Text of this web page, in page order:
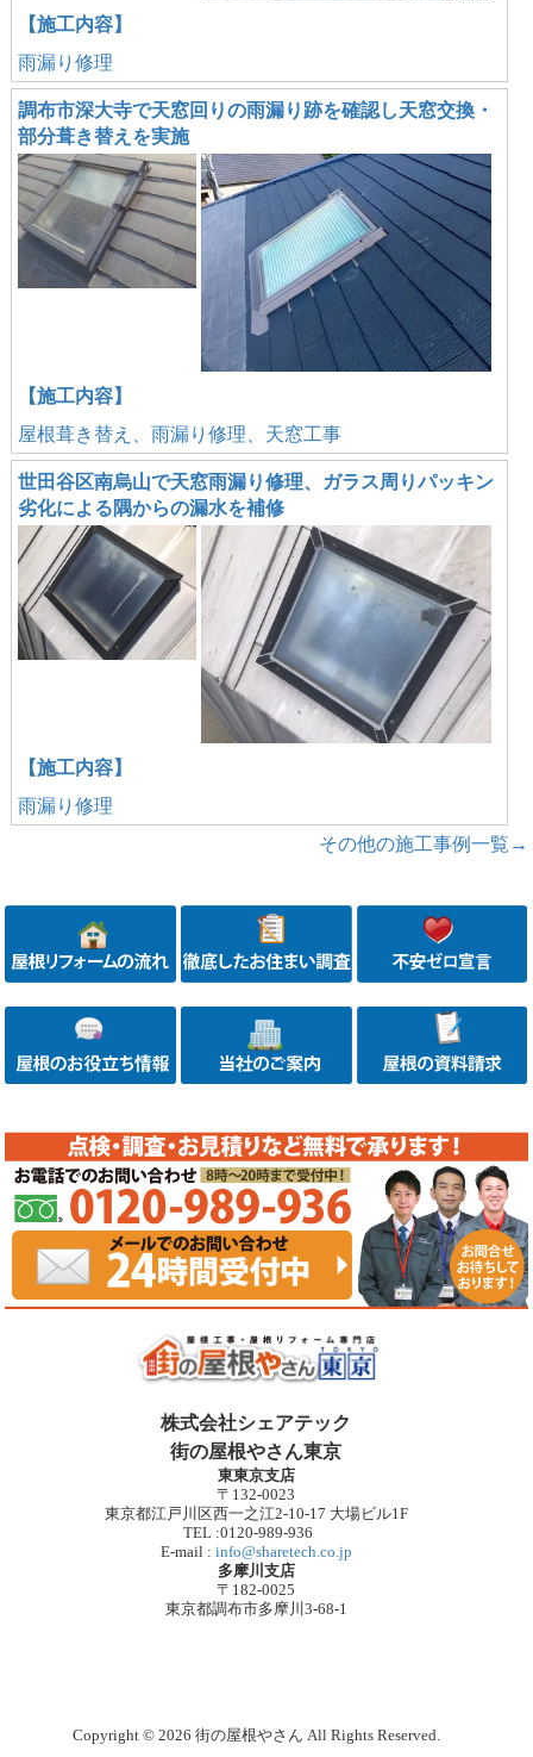
【施工内容】
雨漏り修理
調布市深大寺で天窓回りの雨漏り跡を確認し天窓交換・
部分葺き替えを実施
【施工内容】
屋根葺き替え、雨漏り修理、天窓工事
世田谷区南烏山で天窓雨漏り修理、ガラス周りパッキン
劣化による隅からの漏水を補修
【施工内容】
雨漏り修理
その他の施工事例一覧→
株式会社シェアテック
街の屋根やさん東京
東東京支店
〒132-0023
東京都江戸川区西一之江2-10-17 大場ビル1F
TEL :0120-989-936
E-mail : info@sharetech.co.jp
多摩川支店
〒182-0025
東京都調布市多摩川3-68-1
Copyright © 2026 街の屋根やさん All Rights Reserved.